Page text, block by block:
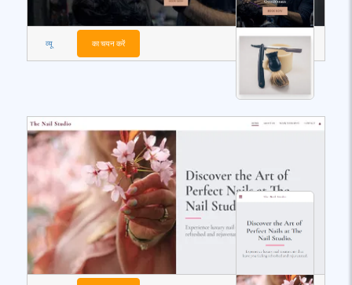
व्यू का चयन करें